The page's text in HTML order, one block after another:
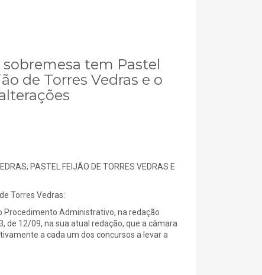
sobremesa tem Pastel
de Torres Vedras e o
PASTEL FEIJÃO DE TORRES VEDRAS E
Torres Vedras:
Procedimento Administrativo, na redação
de 12/09, na sua atual redação, que a câmara
a cada um dos concursos a levar a